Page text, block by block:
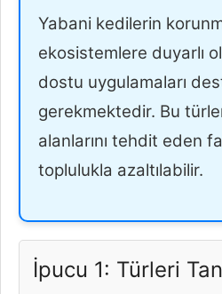
Yabani kedilerin
ekosistemlere duyarlı
dostu uygulamaları
gerekmektedir. Bu
alanlarını tehdit eden
toplulukla azaltılabilir.
İpucu 1: Türleri